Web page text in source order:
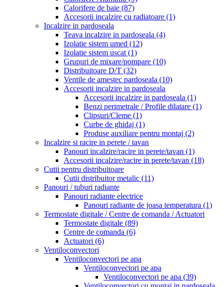
Calorifere de baie (87)
Accesorii incalzire cu radiatoare (1)
Incalzire in pardoseala
Teava incalzire in pardoseala (4)
Izolatie sistem umed (12)
Izolatie sistem uscat (1)
Grupuri de mixare/pompare (10)
Distribuitoare D/T (32)
Ventile de amestec pardoseala (10)
Accesorii incalzire in pardoseala
Accesorii incalzire in pardoseala (1)
Benzi perimetrale / Profile dilatare (1)
Clipsuri/Cleme (1)
Curbe de ghidaj (1)
Produse auxiliare pentru montaj (2)
Incalzire si racire in perete / tavan
Panouri incalzire/racire in perete/tavan (1)
Accesorii incalzire/racire in perete/tavan (18)
Cutii pentru distribuitoare
Cutii distribuitor metalic (11)
Panouri / tuburi radiante
Panouri radiante electrice
Panouri radiante de joasa temperatura (1)
Termostate digitale / Centre de comanda / Actuatori
Termostate digitale (89)
Centre de comanda (6)
Actuatori (6)
Ventiloconvectori
Ventiloconvectori pe apa
Ventiloconvectori pe apa
Ventiloconvectori pe apa (39)